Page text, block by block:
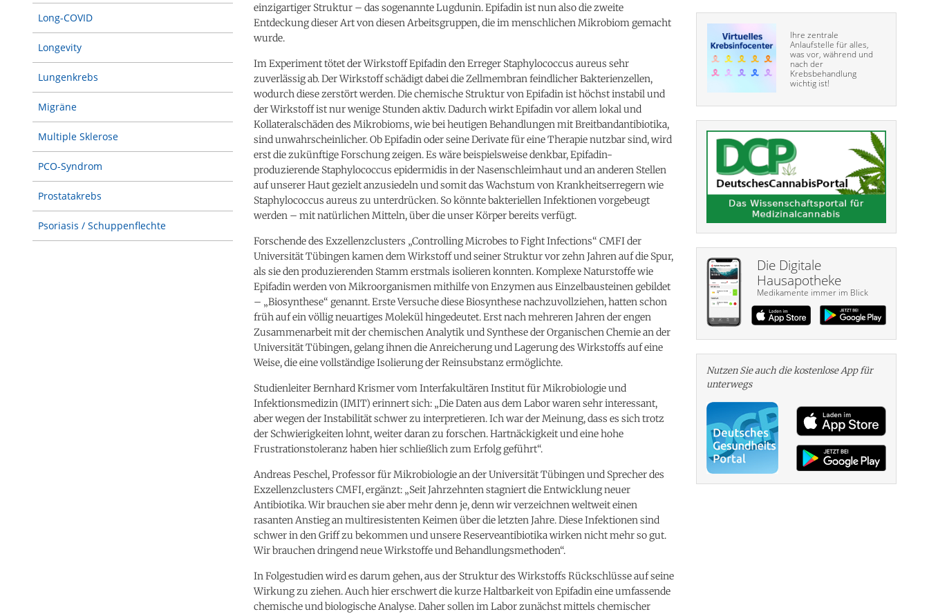
Long-COVID
Longevity
Lungenkrebs
Migräne
Multiple Sklerose
PCO-Syndrom
Prostatakrebs
Psoriasis / Schuppenflechte
einzigartiger Struktur – das sogenannte Lugdunin. Epifadin ist nun also die zweite
Entdeckung dieser Art von diesen Arbeitsgruppen, die im menschlichen Mikrobiom gemacht
wurde.
Im Experiment tötet der Wirkstoff Epifadin den Erreger Staphylococcus aureus sehr
zuverlässig ab. Der Wirkstoff schädigt dabei die Zellmembran feindlicher Bakterienzellen,
wodurch diese zerstört werden. Die chemische Struktur von Epifadin ist höchst instabil und
der Wirkstoff ist nur wenige Stunden aktiv. Dadurch wirkt Epifadin vor allem lokal und
Kollateralschäden des Mikrobioms, wie bei heutigen Behandlungen mit Breitbandantibiotika,
sind unwahrscheinlicher. Ob Epifadin oder seine Derivate für eine Therapie nutzbar sind, wird
erst die zukünftige Forschung zeigen. Es wäre beispielsweise denkbar, Epifadin-
produzierende Staphylococcus epidermidis in der Nasenschleimhaut und an anderen Stellen
auf unserer Haut gezielt anzusiedeln und somit das Wachstum von Krankheitserregern wie
Staphylococcus aureus zu unterdrücken. So könnte bakteriellen Infektionen vorgebeugt
werden – mit natürlichen Mitteln, über die unser Körper bereits verfügt.
Forschende des Exzellenzclusters „Controlling Microbes to Fight Infections“ CMFI der
Universität Tübingen kamen dem Wirkstoff und seiner Struktur vor zehn Jahren auf die Spur,
als sie den produzierenden Stamm erstmals isolieren konnten. Komplexe Naturstoffe wie
Epifadin werden von Mikroorganismen mithilfe von Enzymen aus Einzelbausteinen gebildet
– „Biosynthese“ genannt. Erste Versuche diese Biosynthese nachzuvollziehen, hatten schon
früh auf ein völlig neuartiges Molekül hingedeutet. Erst nach mehreren Jahren der engen
Zusammenarbeit mit der chemischen Analytik und Synthese der Organischen Chemie an der
Universität Tübingen, gelang ihnen die Anreicherung und Lagerung des Wirkstoffs auf eine
Weise, die eine vollständige Isolierung der Reinsubstanz ermöglichte.
Studienleiter Bernhard Krismer vom Interfakultären Institut für Mikrobiologie und
Infektionsmedizin (IMIT) erinnert sich: „Die Daten aus dem Labor waren sehr interessant,
aber wegen der Instabilität schwer zu interpretieren. Ich war der Meinung, dass es sich trotz
der Schwierigkeiten lohnt, weiter daran zu forschen. Hartnäckigkeit und eine hohe
Frustrationstoleranz haben hier schließlich zum Erfolg geführt“.
Andreas Peschel, Professor für Mikrobiologie an der Universität Tübingen und Sprecher des
Exzellenzclusters CMFI, ergänzt: „Seit Jahrzehnten stagniert die Entwicklung neuer
Antibiotika. Wir brauchen sie aber mehr denn je, denn wir verzeichnen weltweit einen
rasanten Anstieg an multiresistenten Keimen über die letzten Jahre. Diese Infektionen sind
schwer in den Griff zu bekommen und unsere Reserveantibiotika wirken nicht mehr so gut.
Wir brauchen dringend neue Wirkstoffe und Behandlungsmethoden“.
In Folgestudien wird es darum gehen, aus der Struktur des Wirkstoffs Rückschlüsse auf seine
Wirkung zu ziehen. Auch hier erschwert die kurze Haltbarkeit von Epifadin eine umfassende
chemische und biologische Analyse. Daher sollen im Labor zunächst mittels chemischer
Ihre zentrale
Anlaufstelle für alles,
was vor, während und
nach der
Krebsbehandlung
wichtig ist!
Die Digitale
Hausapotheke
Medikamente immer im Blick
Nutzen Sie auch die kosten­lose App für
unterwegs